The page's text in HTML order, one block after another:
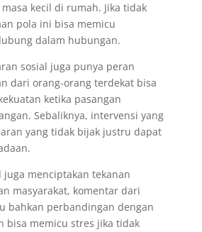
kecil di rumah. Jika tidak
pola ini bisa memicu
dalam hubungan.
sosial juga punya peran
dari orang-orang terdekat bisa
ketika pasangan
Sebaliknya, intervensi yang
yang tidak bijak justru dapat
juga menciptakan tekanan
masyarakat, komentar dari
bahkan perbandingan dengan
bisa memicu stres jika tidak